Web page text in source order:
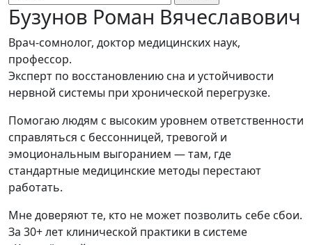
Бузунов Роман Вячеславович
Врач-сомнолог, доктор медицинских наук,
профессор.
Эксперт по восстановлению сна и устойчивости
нервной системы при хронической перегрузке.
Помогаю людям с высоким уровнем ответственности
справляться с бессонницей, тревогой и
эмоциональным выгоранием — там, где
стандартные медицинские методы перестают
работать.
Мне доверяют те, кто не может позволить себе сбои.
За 30+ лет клинической практики в системе